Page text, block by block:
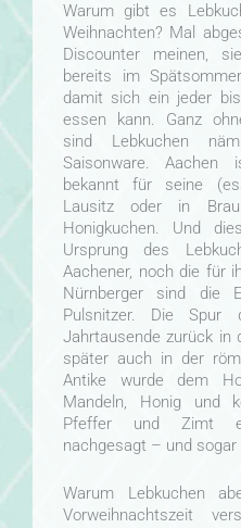
Warum gibt es
Weihnachten? Mal
Discounter meinen,
bereits im
damit sich ein jeder
essen kann. Ganz
sind Lebkuchen
Saisonware.
bekannt für seine
Lausitz oder in
Honigkuchen. Und
Ursprung des
Aachener, noch die für
Nürnberger sind die
Pulsnitzer. Die Spur
Jahrtausende zurück in
später auch in der
Antike wurde dem
Mandeln, Honig und
Pfeffer und Zimt
nachgesagt – und
Warum Lebkuchen
Vorweihnachtszeit